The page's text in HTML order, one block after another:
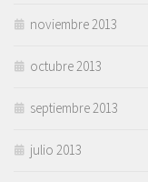
noviembre 2013
octubre 2013
septiembre 2013
julio 2013